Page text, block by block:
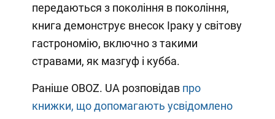
передаються з покоління в покоління,
книга демонструє внесок Іраку у світову
гастрономію, включно з такими
стравами, як мазгуф і кубба.
Раніше OBOZ. UA розповідавпро
книжки, що допомагають усвідомлено